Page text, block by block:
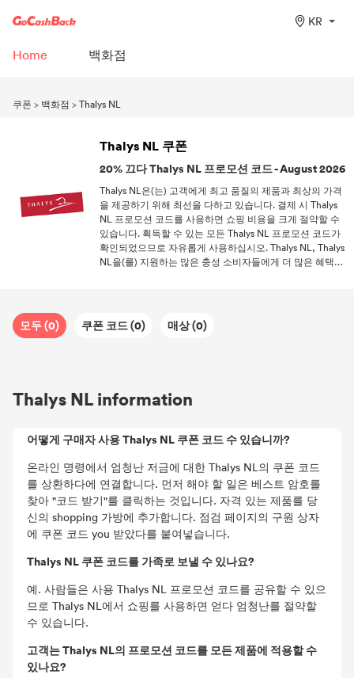
KR
Home 백화점
쿠폰 > 백화점 >Thalys NL
Thalys NL 쿠폰
20% 끄다 Thalys NL 프로모션 코드 - August 2026
Thalys NL은(는) 고객에게 최고 품질의 제품과 최상의 가격
을 제공하기 위해 최선을 다하고 있습니다. 결제 시 Thalys
NL 프로모션 코드를 사용하면 쇼핑 비용을 크게 절약할 수
있습니다. 획득할 수 있는 모든 Thalys NL 프로모션 코드가
확인되었으므로 자유롭게 사용하십시오. Thalys NL, Thalys
NL을(를) 지원하는 많은 충성 소비자들에게 더 많은 혜택을
쿠폰 코드를 받을 수 있습니다.
모두 (0) 쿠폰 코드 (0) 매상 (0)
Thalys NL information
어떻게 구매자 사용 Thalys NL 쿠폰 코드 수 있습니까?
온라인 명령에서 엄청난 저금에 대한 Thalys NL의 쿠폰 코드
를 상환하다에 연결합니다. 먼저 해야 할 일은 베스트 암호를
찾아 "코드 받기"를 클릭하는 것입니다. 자격 있는 제품를 당
신의 shopping 가방에 추가합니다. 점검 페이지의 구원 상자
에 쿠폰 코드 you 받았다를 붙여넣습니다.
Thalys NL 쿠폰 코드를 가족로 보낼 수 있나요?
예. 사람들은 사용 Thalys NL 프로모션 코드를 공유할 수 있으
므로 Thalys NL에서 쇼핑를 사용하면 얻다 엄청난를 절약할
수 있습니다.
고객는 Thalys NL의 프로모션 코드를 모든 제품에 적용할 수
있나요?